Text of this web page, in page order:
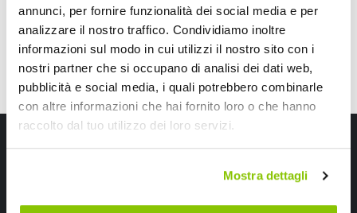
annunci, per fornire funzionalità dei social media e per
analizzare il nostro traffico. Condividiamo inoltre
informazioni sul modo in cui utilizzi il nostro sito con i
nostri partner che si occupano di analisi dei dati web,
pubblicità e social media, i quali potrebbero combinarle
con altre informazioni che hai fornito loro o che hanno
raccolto dal tuo utilizzo dei loro servizi.
Mostra dettagli
Iscriviti alla newsletter Speedup
Ricevi subito uno sconto del 10% per il tuo primo acquisto online!